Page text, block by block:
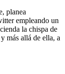
planea
empleando un
la chispa de
más allá de ella, a